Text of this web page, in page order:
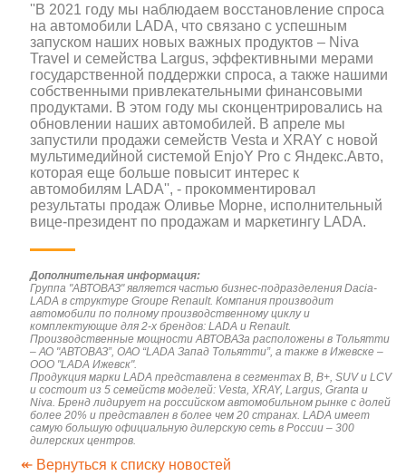
''В 2021 году мы наблюдаем восстановление спроса
на автомобили LADA, что связано с успешным
запуском наших новых важных продуктов – Niva
Travel и семейства Largus, эффективными мерами
государственной поддержки спроса, а также нашими
собственными привлекательными финансовыми
продуктами. В этом году мы сконцентрировались на
обновлении наших автомобилей. В апреле мы
запустили продажи семейств Vesta и XRAY с новой
мультимедийной системой EnjoY Pro c Яндекс.Авто,
которая еще больше повысит интерес к
автомобилям LADA'', - прокомментировал
результаты продаж Оливье Морне, исполнительный
вице-президент по продажам и маркетингу LADA.
Дополнительная информация:
Группа "АВТОВАЗ" является частью бизнес-подразделения Dacia-
LADA в структуре Groupe Renault. Компания производит
автомобили по полному производственному циклу и
комплектующие для 2-х брендов: LADA и Renault.
Производственные мощности АВТОВАЗа расположены в Тольятти
– АО "АВТОВАЗ”, ОАО “LADA Запад Тольятти”, а также в Ижевске –
ООО "LADA Ижевск".
Продукция марки LADA представлена в сегментах В, B+, SUV и LCV
и состоит из 5 семейств моделей: Vesta, XRAY, Largus, Granta и
Niva. Бренд лидирует на российском автомобильном рынке с долей
более 20% и представлен в более чем 20 странах. LADA имеет
самую большую официальную дилерскую сеть в России – 300
дилерских центров.
↞ Вернуться к списку новостей